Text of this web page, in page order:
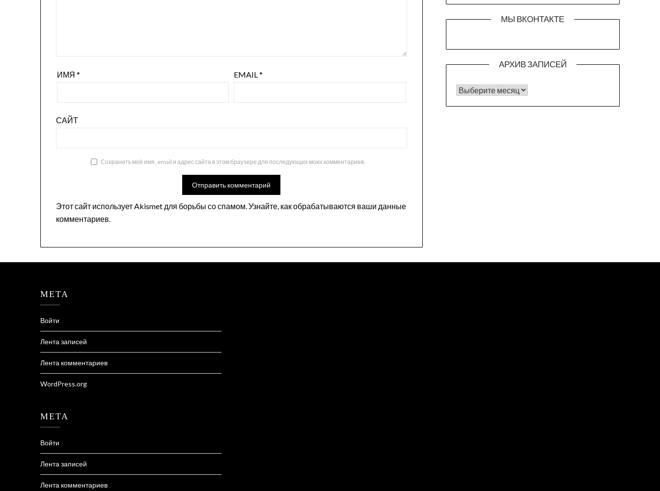
ИМЯ* EMAIL*
САЙТ
Сохранить моё имя, email и адрес сайта в этом браузере для последующих моих комментариев.
Этот сайт использует Akismet для борьбы со спамом.Узнайте, как обрабатываются ваши данные
комментариев.
МЫ ВКОНТАКТЕ
АРХИВ ЗАПИСЕЙ
Архив записей
МЕТА
Войти
Лента записей
Лента комментариев
WordPress.org
МЕТА
Войти
Лента записей
Лента комментариев